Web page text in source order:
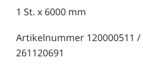
1 St. x 6000 mm
Artikelnummer 120000511
261120691